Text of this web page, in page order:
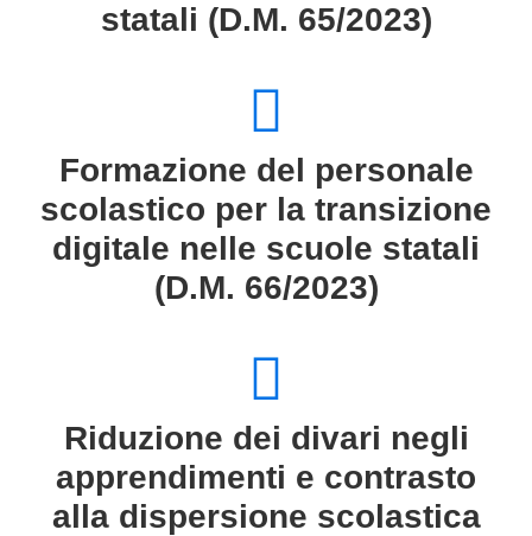
statali (D.M. 65/2023)
Formazione del personale
scolastico per la transizione
digitale nelle scuole statali
(D.M. 66/2023)
Riduzione dei divari negli
apprendimenti e contrasto
alla dispersione scolastica